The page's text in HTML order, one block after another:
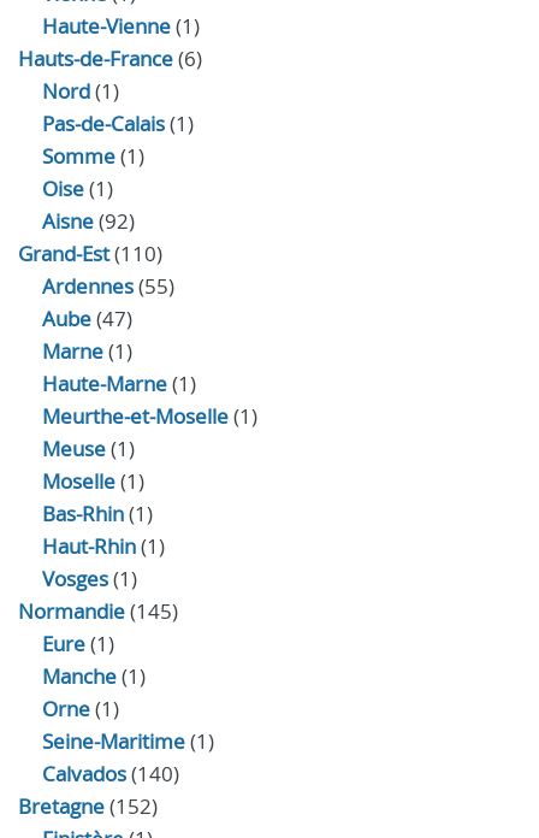
Haute-Vienne(1)
Hauts-de-France(6)
Nord(1)
Pas-de-Calais(1)
Somme(1)
Oise(1)
Aisne(92)
Grand-Est(110)
Ardennes(55)
Aube(47)
Marne(1)
Haute-Marne(1)
Meurthe-et-Moselle(1)
Meuse(1)
Moselle(1)
Bas-Rhin(1)
Haut-Rhin(1)
Vosges(1)
Normandie(145)
Eure(1)
Manche(1)
Orne(1)
Seine-Maritime(1)
Calvados(140)
Bretagne(152)